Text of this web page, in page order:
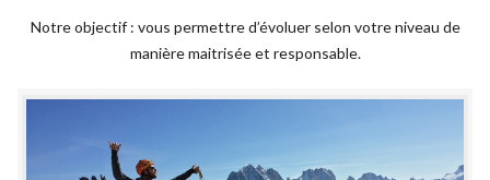
Notre objectif : vous permettre d’évoluer selon votre niveau de
manière maitrisée et responsable.